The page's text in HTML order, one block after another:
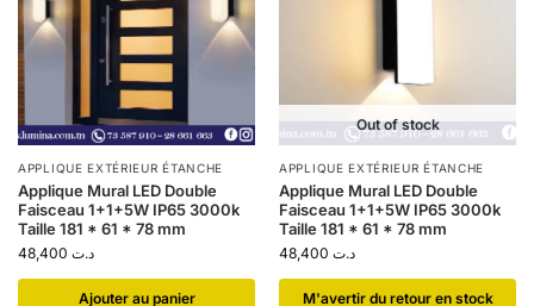
APPLIQUE EXTÉRIEUR ÉTANCHE
Applique Mural LED Double
Faisceau 1+1+5W IP65 3000k
Taille 181 * 61 * 78 mm
د.ت
Ajouter au panier
Out of stock
APPLIQUE EXTÉRIEUR ÉTANCHE
Applique Mural LED Double
Faisceau 1+1+5W IP65 3000k
Taille 181 * 61 * 78 mm
د.ت
​M'avertir du retour en stock